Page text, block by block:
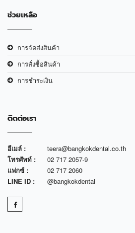
ช่วยเหลือ
การจัดส่งสินค้า
การสั่งซื้อสินค้า
การชำระเงิน
ติดต่อเรา
อีเมล์ :
teera@bangkokdental.co.th
โทรศัพท์ :
02 717 2057-9
แฟกซ์ :
02 717 2060
LINE ID :
@bangkokdental